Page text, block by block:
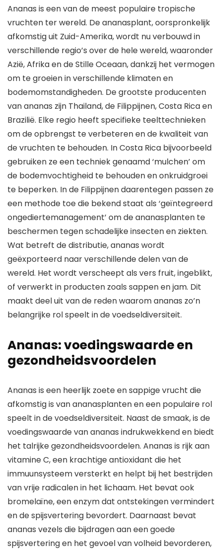
Ananas is een van de meest populaire tropische
vruchten ter wereld. De ananasplant, oorspronkelijk
afkomstig uit Zuid-Amerika, wordt nu verbouwd in
verschillende regio’s over de hele wereld, waaronder
Azië, Afrika en de Stille Oceaan, dankzij het vermogen
om te groeien in verschillende klimaten en
bodemomstandigheden. De grootste producenten
van ananas zijn Thailand, de Filippijnen, Costa Rica en
Brazilië. Elke regio heeft specifieke teelttechnieken
om de opbrengst te verbeteren en de kwaliteit van
de vruchten te behouden. In Costa Rica bijvoorbeeld
gebruiken ze een techniek genaamd ‘mulchen’ om
de bodemvochtigheid te behouden en onkruidgroei
te beperken. In de Filippijnen daarentegen passen ze
een methode toe die bekend staat als ‘geïntegreerd
ongediertemanagement’ om de ananasplanten te
beschermen tegen schadelijke insecten en ziekten.
Wat betreft de distributie, ananas wordt
geëxporteerd naar verschillende delen van de
wereld. Het wordt verscheept als vers fruit, ingeblikt,
of verwerkt in producten zoals sappen en jam. Dit
maakt deel uit van de reden waarom ananas zo’n
belangrijke rol speelt in de voedseldiversiteit.
Ananas: voedingswaarde en
gezondheidsvoordelen
Ananas is een heerlijk zoete en sappige vrucht die
afkomstig is van ananasplanten en een populaire rol
speelt in de voedseldiversiteit. Naast de smaak, is de
voedingswaarde van ananas indrukwekkend en biedt
het talrijke gezondheidsvoordelen. Ananas is rijk aan
vitamine C, een krachtige antioxidant die het
immuunsysteem versterkt en helpt bij het bestrijden
van vrije radicalen in het lichaam. Het bevat ook
bromelaïne, een enzym dat ontstekingen vermindert
en de spijsvertering bevordert. Daarnaast bevat
ananas vezels die bijdragen aan een goede
spijsvertering en het gevoel van volheid bevorderen,